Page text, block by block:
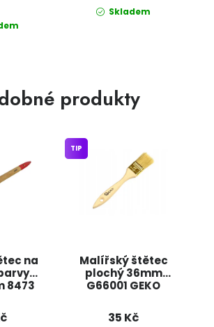
Skladem
produkty
na
8473
Malířský štětec
plochý 36mm
G66001 GEKO
TIP
35 Kč